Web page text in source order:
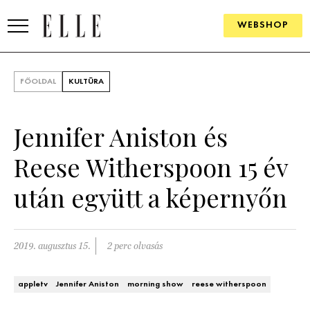
WEBSHOP
GOURMET AWARDS
SZÉPSÉG
KULTÚRA
PSZICHÉ
FŐOLDAL KULTÚRA
Jennifer Aniston és
Reese Witherspoon 15 év
után együtt a képernyőn
2019. augusztus 15. 2 perc olvasás
appletv Jennifer Aniston morning show reese witherspoon